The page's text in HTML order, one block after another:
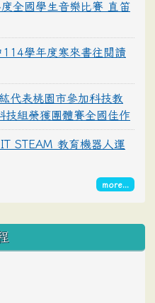
全國學生音樂比賽 直笛
學年度寒來書往閱讀
代表桃園市參加科技教
技組榮獲團體賽全國佳作
STEAM 教育機器人運
more...